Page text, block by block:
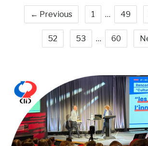
← Previous 1 … 49
52 53 … 60